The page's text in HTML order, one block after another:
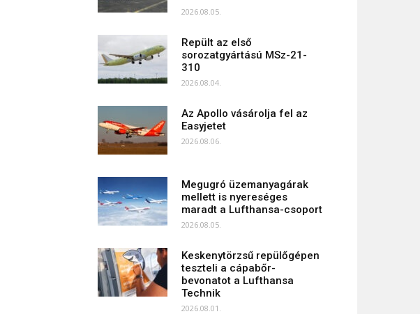
2026.08.05.
Repült az első
sorozatgyártású MSz-21-
310
2026.08.04.
Az Apollo vásárolja fel az
Easyjetet
2026.08.06.
Megugró üzemanyagárak
mellett is nyereséges
maradt a Lufthansa-csoport
2026.08.05.
Keskenytörzsű repülőgépen
teszteli a cápabőr-
bevonatot a Lufthansa
Technik
2026.08.01.